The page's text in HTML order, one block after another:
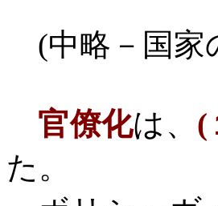
(中略－国家
官僚化は、 (
た。